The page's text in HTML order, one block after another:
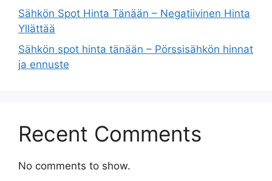
Sähkön Spot Hinta Tänään – Negatiivinen Hinta
Yllättää
Sähkön spot hinta tänään – Pörssisähkön hinnat
ja ennuste
Recent Comments
No comments to show.